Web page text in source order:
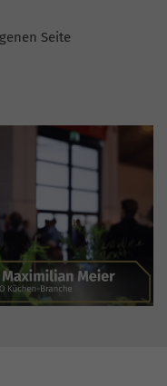
Seite